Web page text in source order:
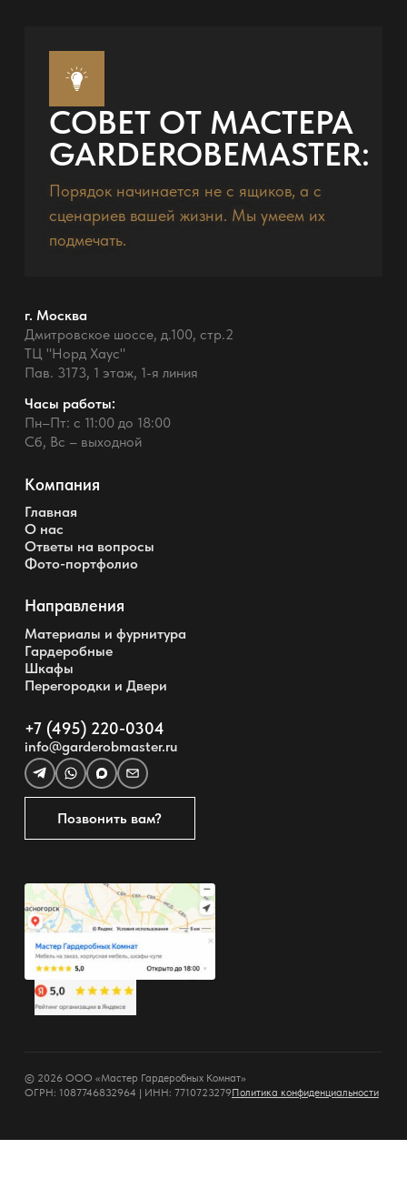
СОВЕТ ОТ МАСТЕРА
GARDEROBEMASTER:
Порядок начинается не с ящиков, а с
сценариев вашей жизни. Мы умеем их
подмечать.
г. Москва
Дмитровское шоссе, д.100, стр.2
ТЦ "Норд Хаус"
Пав. 3173, 1 этаж, 1-я линия
Часы работы:
Пн–Пт: с 11:00 до 18:00
Сб, Вс – выходной
Компания
Главная
О нас
Ответы на вопросы
Фото-портфолио
Направления
Материалы и фурнитура
Гардеробные
Шкафы
Перегородки и Двери
+7 (495) 220-0304
info@garderobmaster.ru
Позвонить вам?
© 2026 ООО «Мастер Гардеробных Комнат»
ОГРН: 1087746832964 | ИНН: 7710723279Политика конфиденциальности